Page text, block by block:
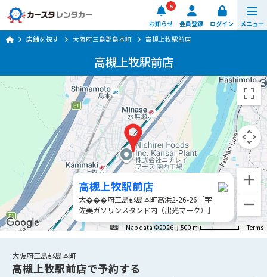
お知らせ
5
会員登録 ログイン メニュー
車種・料金
店舗を探す
ご利用ガイド
楽のりスマート
0570-064-179
店舗を探す 大阪府三島郡島本町 高槻上牧駅前店
高槻上牧駅前店
Map data ©2026 500 m Terms
高槻上牧駅前店
大���府三島郡島本町高浜2-26-26［宇
佐美ガソリンスタンド内（出光マーク）］
大阪府三島郡島本町
高槻上牧駅前店で予約する